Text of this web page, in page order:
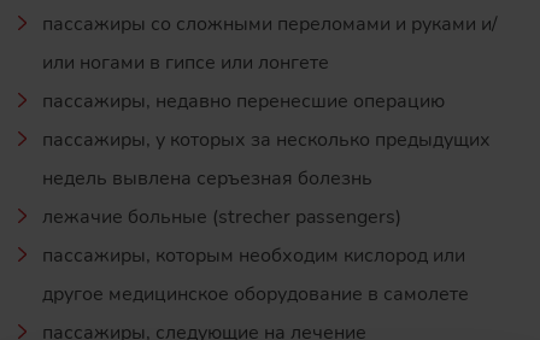
пассажиры со сложными переломами и руками и/
или ногами в гипсе или лонгете
пассажиры, недавно перенесшие операцию
пассажиры, у которых за несколько предыдущих
недель вывлена серъезная болезнь
лежачие больные (strecher passengers)
пассажиры, которым необходим кислород или
другое медицинское оборудование в самолете
пассажиры, следующие на лечение